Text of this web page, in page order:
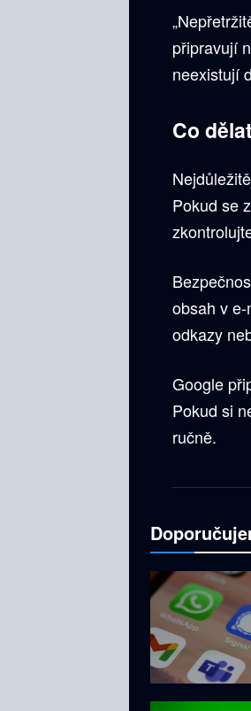
připravují
neexistují
Co
Pokud se
obsah v
odkazy
Google
Pokud si
ručně.